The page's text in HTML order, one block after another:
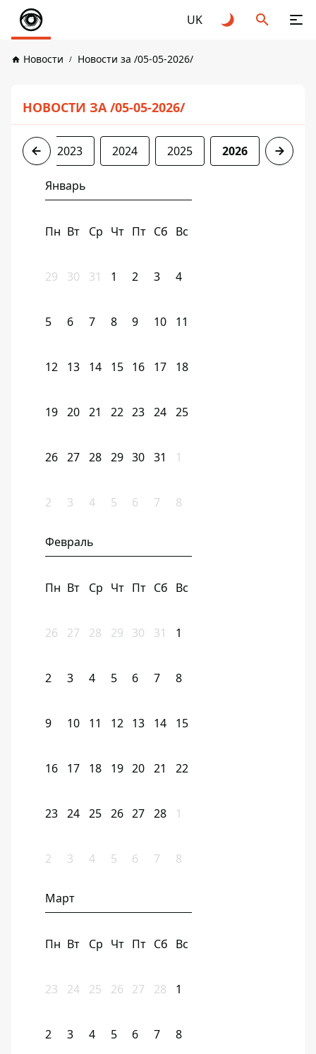
UK
Новости Новости за /05-05-2026/
НОВОСТИ ЗА /05-05-2026/
2022 2023 2024 2025 2026
Январь
Пн Вт Ср Чт Пт Сб Вс
29 30 31 1 2 3 4
5 6 7 8 9 10 11
12 13 14 15 16 17 18
19 20 21 22 23 24 25
26 27 28 29 30 31 1
2 3 4 5 6 7 8
Февраль
Пн Вт Ср Чт Пт Сб Вс
26 27 28 29 30 31 1
2 3 4 5 6 7 8
9 10 11 12 13 14 15
16 17 18 19 20 21 22
23 24 25 26 27 28 1
2 3 4 5 6 7 8
Март
Пн Вт Ср Чт Пт Сб Вс
23 24 25 26 27 28 1
2 3 4 5 6 7 8